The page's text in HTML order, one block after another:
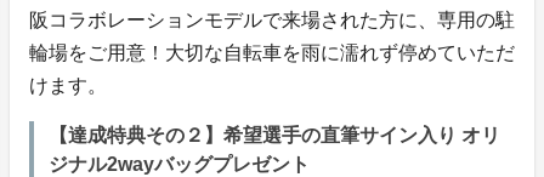
阪コラボレーションモデルで来場された方に、専用の駐
輪場をご用意！大切な自転車を雨に濡れず停めていただ
けます。
【達成特典その２】希望選手の直筆サイン入り オリ
ジナル2wayバッグプレゼント